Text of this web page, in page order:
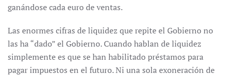
ganándose cada euro de ventas.
Las enormes cifras de liquidez que repite el Gobierno no
las ha “dado” el Gobierno. Cuando hablan de liquidez
simplemente es que se han habilitado préstamos para
pagar impuestos en el futuro. Ni una sola exoneración de